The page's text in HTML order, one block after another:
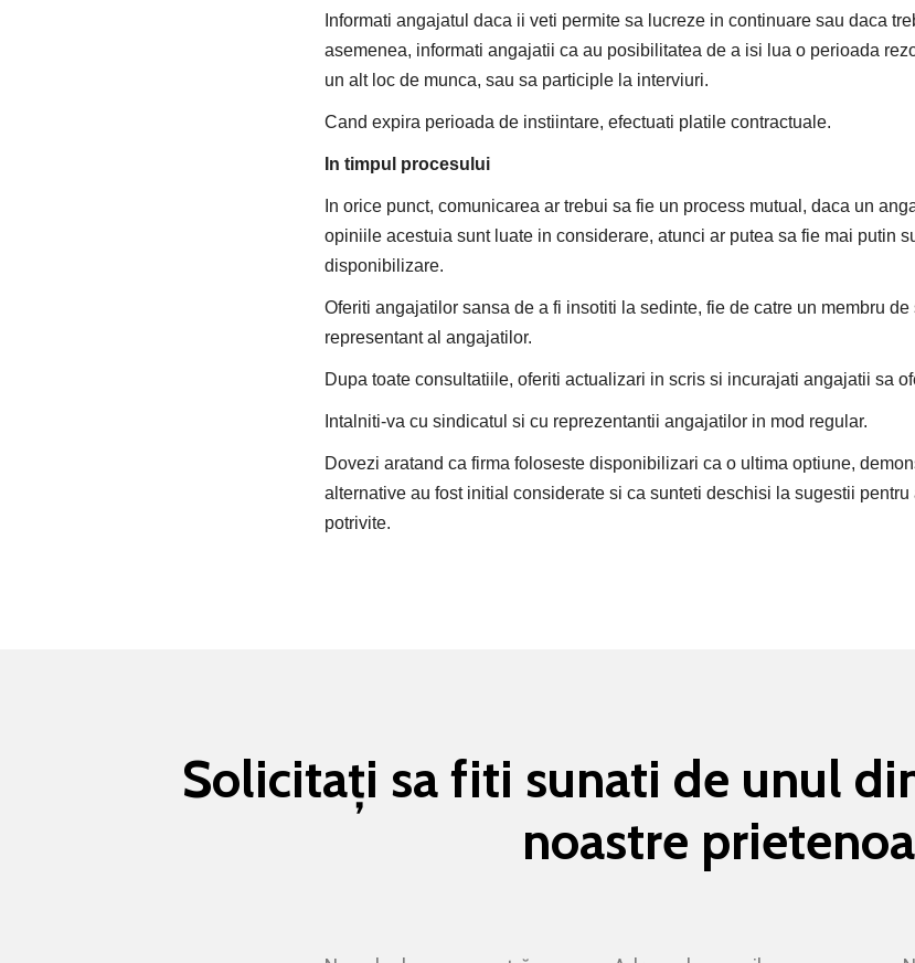
Informati angajatul daca ii veti permite sa lucreze in continuare sau daca
asemenea, informati angajatii ca au posibilitatea de a isi lua o perioada
un alt loc de munca, sau sa participle la interviuri.
Cand expira perioada de instiintare, efectuati platile contractuale.
In timpul procesului
In orice punct, comunicarea ar trebui sa fie un process mutual, daca un
opiniile acestuia sunt luate in considerare, atunci ar putea sa fie mai putin
disponibilizare.
Oferiti angajatilor sansa de a fi insotiti la sedinte, fie de catre un membru
representant al angajatilor.
Dupa toate consultatiile, oferiti actualizari in scris si incurajati angajatii sa
Intalniti-va cu sindicatul si cu reprezentantii angajatilor in mod regular.
Dovezi aratand ca firma foloseste disponibilizari ca o ultima optiune,
alternative au fost initial considerate si ca sunteti deschisi la sugestii
potrivite.
Solicitați sa fiti sunati de unul
noastre